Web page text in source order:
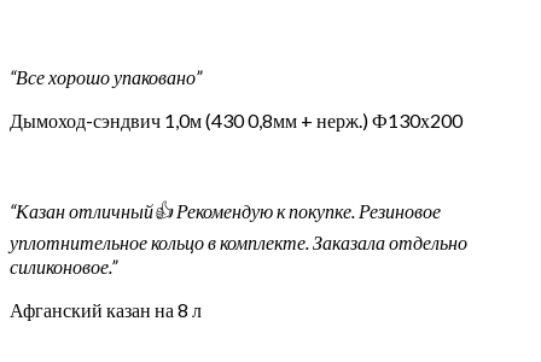
“Все хорошо упаковано”
Дымоход-сэндвич 1,0м (430 0,8мм + нерж.) Ф130х200
“Казан отличный👍 Рекомендую к покупке. Резиновое
уплотнительное кольцо в комплекте. Заказала отдельно
силиконовое.”
Афганский казан на 8 л